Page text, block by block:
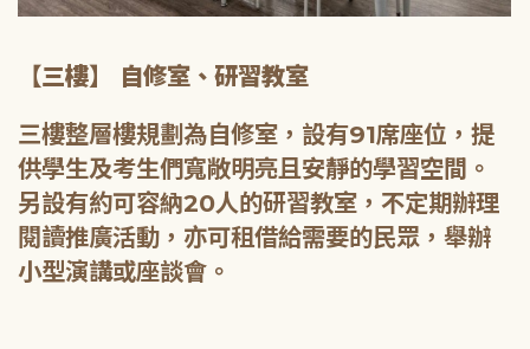
【三樓】 自修室、研習教室
三樓整層樓規劃為自修室，設有91席座位，提
供學生及考生們寬敞明亮且安靜的學習空間。
另設有約可容納20人的研習教室，不定期辦理
閱讀推廣活動，亦可租借給需要的民眾，舉辦
小型演講或座談會。